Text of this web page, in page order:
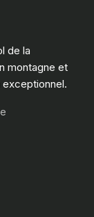
de la
montagne et
exceptionnel.